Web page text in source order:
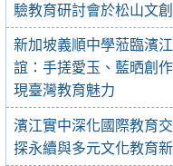
驗教育研討會於松山文
新加坡義順中學蒞臨濱
誼：手搓愛玉、藍晒創
現臺灣教育魅力
濱江實中深化國際教育
探永續與多元文化教育